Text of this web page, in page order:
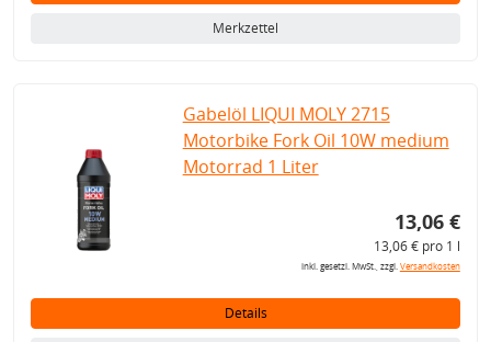
Merkzettel
Gabelöl LIQUI MOLY 2715
Motorbike Fork Oil 10W medium
Motorrad 1 Liter
13,06 €
13,06 € pro 1 l
inkl. gesetzl. MwSt., zzgl.Versandkosten
Details